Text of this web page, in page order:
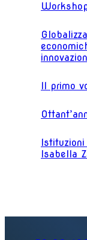
Il primo
Isabella